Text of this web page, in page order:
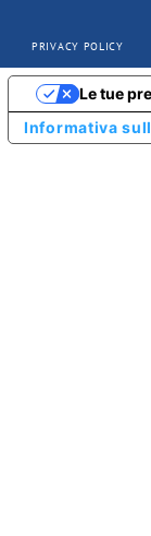
PRIVACY POLICY
Informativa
Le tue